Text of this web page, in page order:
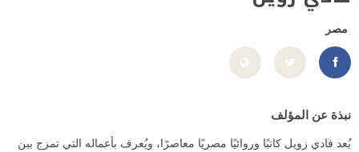
مصر
https://www.facebook.com/fadyzoweil/
نبذة عن المؤلف
يُعد فادي زويل كاتبًا وروائيًا مصريًا معاصرًا، ويُعرف بأعماله التي تمزج بين